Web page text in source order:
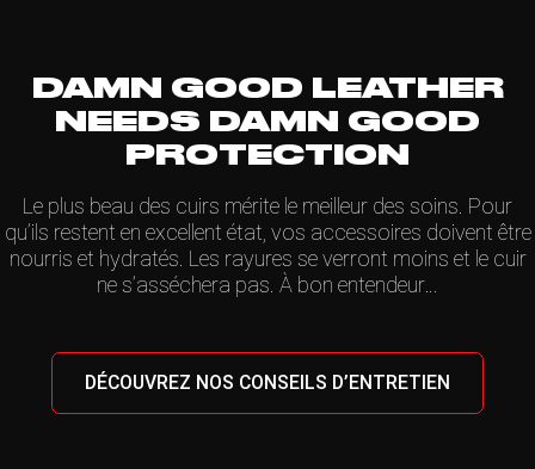
DAMN GOOD LEATHER
NEEDS DAMN GOOD
PROTECTION
Le plus beau des cuirs mérite le meilleur des soins. Pour
qu’ils restent en excellent état, vos accessoires doivent être
nourris et hydratés. Les rayures se verront moins et le cuir
ne s’asséchera pas. À bon entendeur…
DÉCOUVREZ NOS CONSEILS D’ENTRETIEN